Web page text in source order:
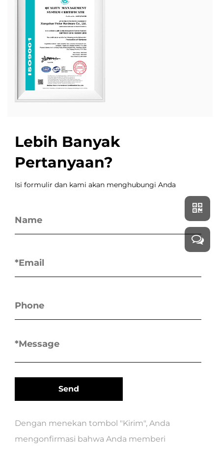
Lebih Banyak
Pertanyaan?
Isi formulir dan kami akan menghubungi Anda
Dengan menekan tombol "Kirim", Anda
mengonfirmasi bahwa Anda memberi